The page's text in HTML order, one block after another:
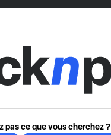
pas ce que vous cherchez ?